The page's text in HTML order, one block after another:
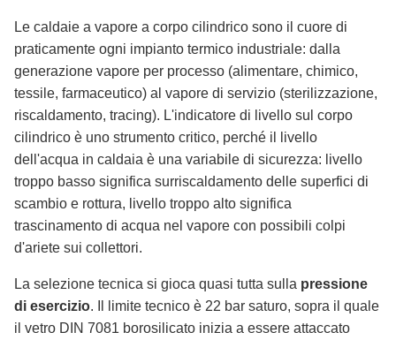
Le caldaie a vapore a corpo cilindrico sono il cuore di
praticamente ogni impianto termico industriale: dalla
generazione vapore per processo (alimentare, chimico,
tessile, farmaceutico) al vapore di servizio (sterilizzazione,
riscaldamento, tracing). L'indicatore di livello sul corpo
cilindrico è uno strumento critico, perché il livello
dell'acqua in caldaia è una variabile di sicurezza: livello
troppo basso significa surriscaldamento delle superfici di
scambio e rottura, livello troppo alto significa
trascinamento di acqua nel vapore con possibili colpi
d'ariete sui collettori.
La selezione tecnica si gioca quasi tutta sulla pressione
di esercizio. Il limite tecnico è 22 bar saturo, sopra il quale
il vetro DIN 7081 borosilicato inizia a essere attaccato